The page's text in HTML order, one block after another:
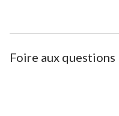
Foire aux questions